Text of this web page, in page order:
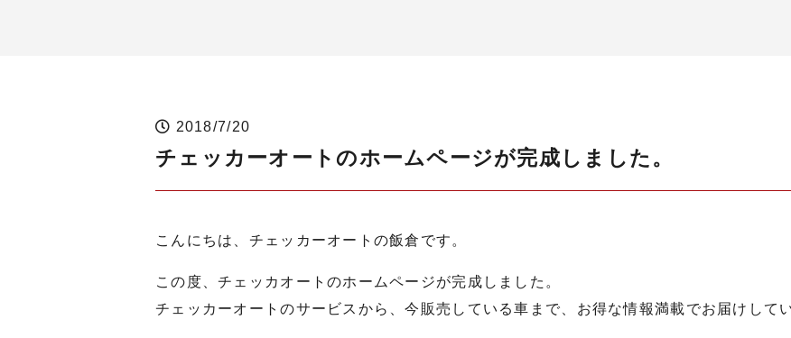
2018/7/20
チェッカーオートのホームページが完成しました。
こんにちは、チェッカーオートの飯倉です。
この度、チェッカオートのホームページが完成しました。
チェッカーオートのサービスから、今販売している車まで、お得な情報満載でお届けして